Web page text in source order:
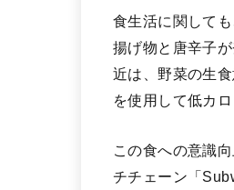
食生活に関して
揚げ物と唐辛子
近は、野菜の生
を使用して低カ
この食への意識
チチェーン「